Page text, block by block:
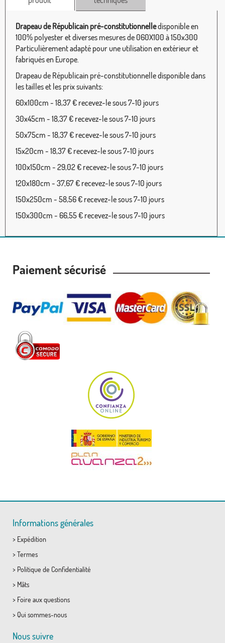
Drapeau de Républicain pré-constitutionnelledisponible en
100% polyester et diverses mesures de 060X100 à 150x300
Particulièrement adapté pour une utilisation en extérieur et
fabriqués en Europe.
Drapeau de Républicain pré-constitutionnelle disponible dans
les tailles et les prix suivants:
60x100cm - 18,37 € recevez-le sous 7-10 jours
30x45cm - 18,37 € recevez-le sous 7-10 jours
50x75cm - 18,37 € recevez-le sous 7-10 jours
15x20cm - 18,37 € recevez-le sous 7-10 jours
100x150cm - 29,02 € recevez-le sous 7-10 jours
120x180cm - 37,67 € recevez-le sous 7-10 jours
150x250cm - 58,56 € recevez-le sous 7-10 jours
150x300cm - 66,55 € recevez-le sous 7-10 jours
Paiement sécurisé
Informations générales
> Expédition
> Termes
> Politique de Confidentialité
> Mâts
> Foire aux questions
> Qui sommes-nous
Nous suivre